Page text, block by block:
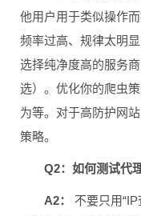
他用户用于类似操作
频率过高、规律太明
选择纯净度高的服务
选）。优化你的爬虫
为等。对于高防护网
策略。
Q2：如何测试代
A2：
不要只用